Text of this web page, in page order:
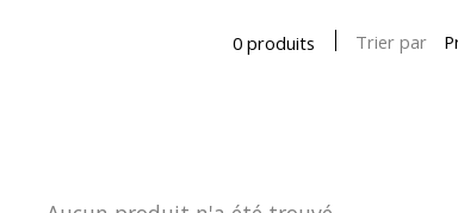
0 produits Trier par